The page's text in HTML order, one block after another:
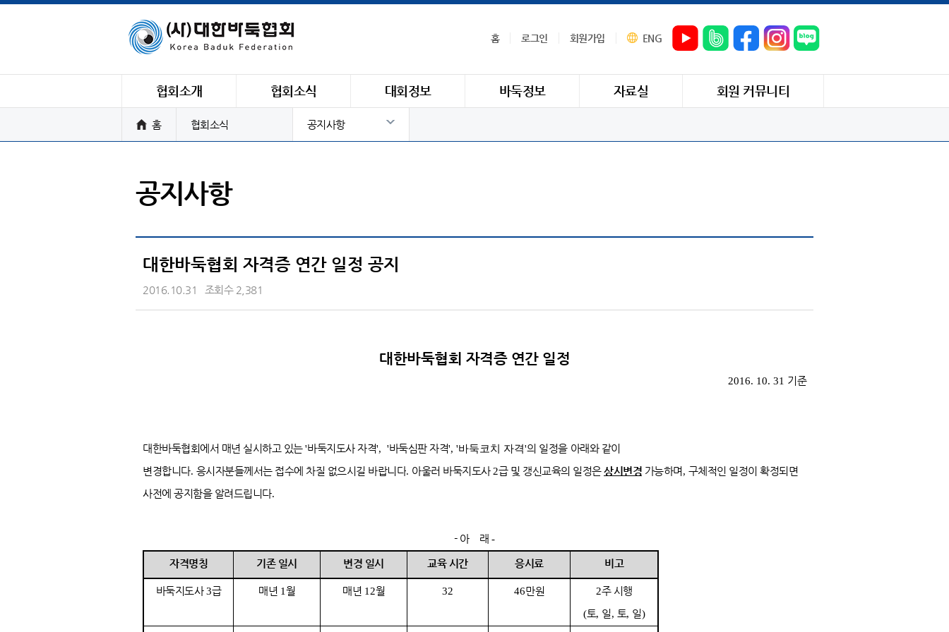
홈 로그인 회원가입 ENG
협회소개 협회소식 대회정보 바둑정보 자료실 회원 커뮤니티
홈 협회소식 공지사항
공지사항
대한바둑협회 자격증 연간 일정 공지
2016.10.31 조회수 2,381
대한바둑협회 자격증 연간 일정
2016. 10. 31 기준
대한바둑협회에서 매년 실시하고 있는'바둑지도사 자격', '바둑심판 자격', '바둑코치 자격'의 일정을 아래와 같이
변경합니다. 응시자분들께서는 접수에 차질 없으시길 바랍니다. 아울러 바둑지도사 2급 및 갱신교육의 일정은상시변경 가능하며 , 구체적인 일정이 확정되면
사전에 공지함을 알려드립니다.
- 아 래 -
자격명칭 기존 일시 변경 일시 교육 시간 응시료 비고
바둑지도사3급 매년 1월 매년 12월 32 46만원 2주 시행
(토, 일, 토, 일)